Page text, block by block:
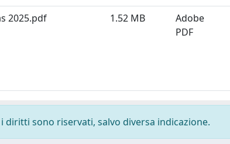
2025.pdf
1.52 MB
Adobe
PDF
sono riservati, salvo diversa indicazione.